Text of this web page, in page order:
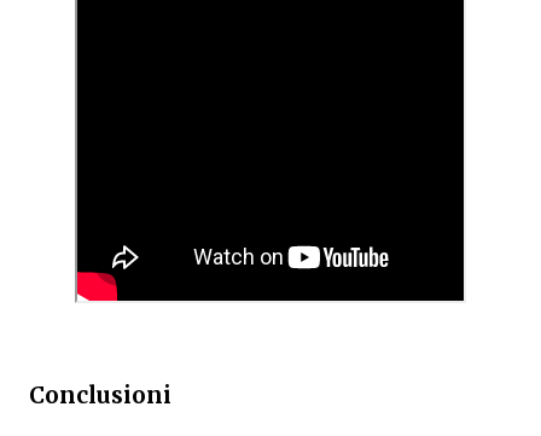
Conclusioni